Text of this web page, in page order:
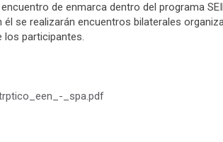
encuentro de enmarca dentro del programa
él se realizarán encuentros bilaterales
los participantes.
_spa.pdf